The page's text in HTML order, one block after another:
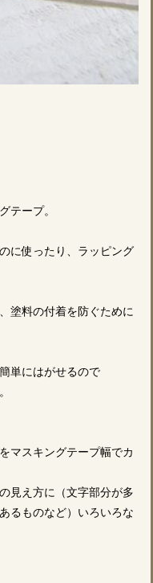
テープ。
に使ったり、ラッピング
塗料の付着を防ぐために
単にはがせるので
マスキングテープ幅でカ
見え方に（文字部分が多
るものなど）いろいろな